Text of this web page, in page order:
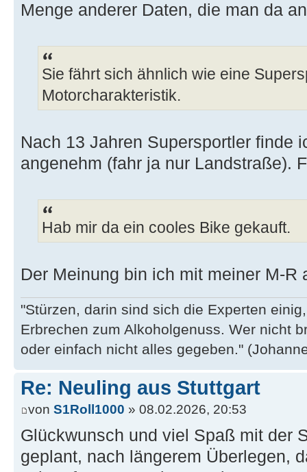
Menge anderer Daten, die man da
Sie fährt sich ähnlich wie eine
Motorcharakteristik.
Nach 13 Jahren Supersportler finde
angenehm (fahr ja nur Landstraße).
Hab mir da ein cooles Bike gekauft.
Der Meinung bin ich mit meiner M-R
"Stürzen, darin sind sich die Experten
Erbrechen zum Alkoholgenuss. Wer nicht
oder einfach nicht alles gegeben."
Re: Neuling aus Stuttgart
von S1Roll1000 » 08.02.2026, 20:53
Glückwunsch und viel Spaß mit der
geplant, nach längerem Überlegen,